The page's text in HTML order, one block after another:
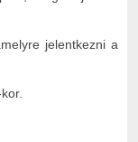
jelentkezni a
kor.